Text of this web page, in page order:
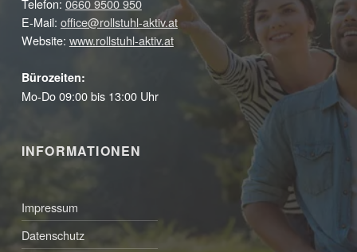
Telefon: 0660 9500 950
E-Mail: office@rollstuhl-aktiv.at
Website: www.rollstuhl-aktiv.at
Bürozeiten:
Mo-Do 09:00 bis 13:00 Uhr
INFORMATIONEN
Impressum
Datenschutz